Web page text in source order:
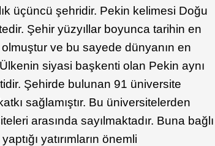
üçüncü şehridir. Pekin kelimesi Doğu
Şehir yüzyıllar boyunca tarihin en
ve bu sayede dünyanın en
siyasi başkenti olan Pekin aynı
Şehirde bulunan 91 üniversite
sağlamıştır. Bu üniversitelerden
arasında sayılmaktadır. Buna bağlı
yatırımların önemli